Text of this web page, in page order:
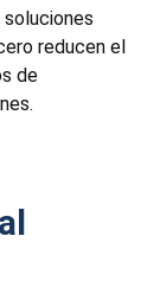
soluciones
reducen el
de